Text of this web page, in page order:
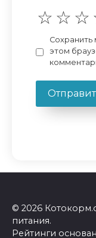
Сохранить
этом
© 2026
питания.
Рейтинги